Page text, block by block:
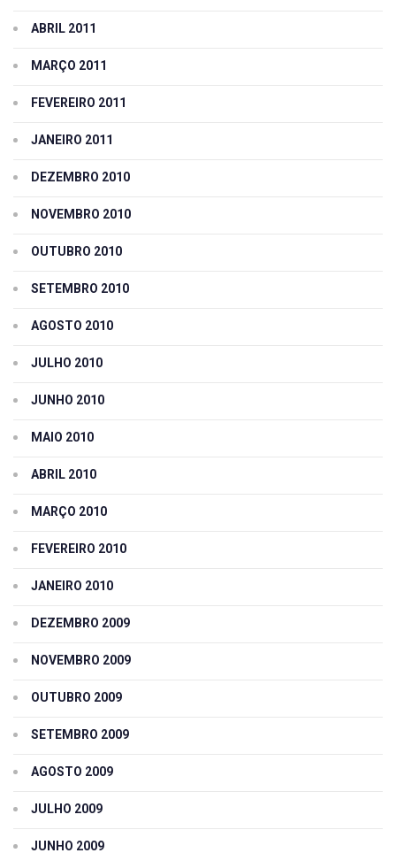
ABRIL 2011
MARÇO 2011
FEVEREIRO 2011
JANEIRO 2011
DEZEMBRO 2010
NOVEMBRO 2010
OUTUBRO 2010
SETEMBRO 2010
AGOSTO 2010
JULHO 2010
JUNHO 2010
MAIO 2010
ABRIL 2010
MARÇO 2010
FEVEREIRO 2010
JANEIRO 2010
DEZEMBRO 2009
NOVEMBRO 2009
OUTUBRO 2009
SETEMBRO 2009
AGOSTO 2009
JULHO 2009
JUNHO 2009